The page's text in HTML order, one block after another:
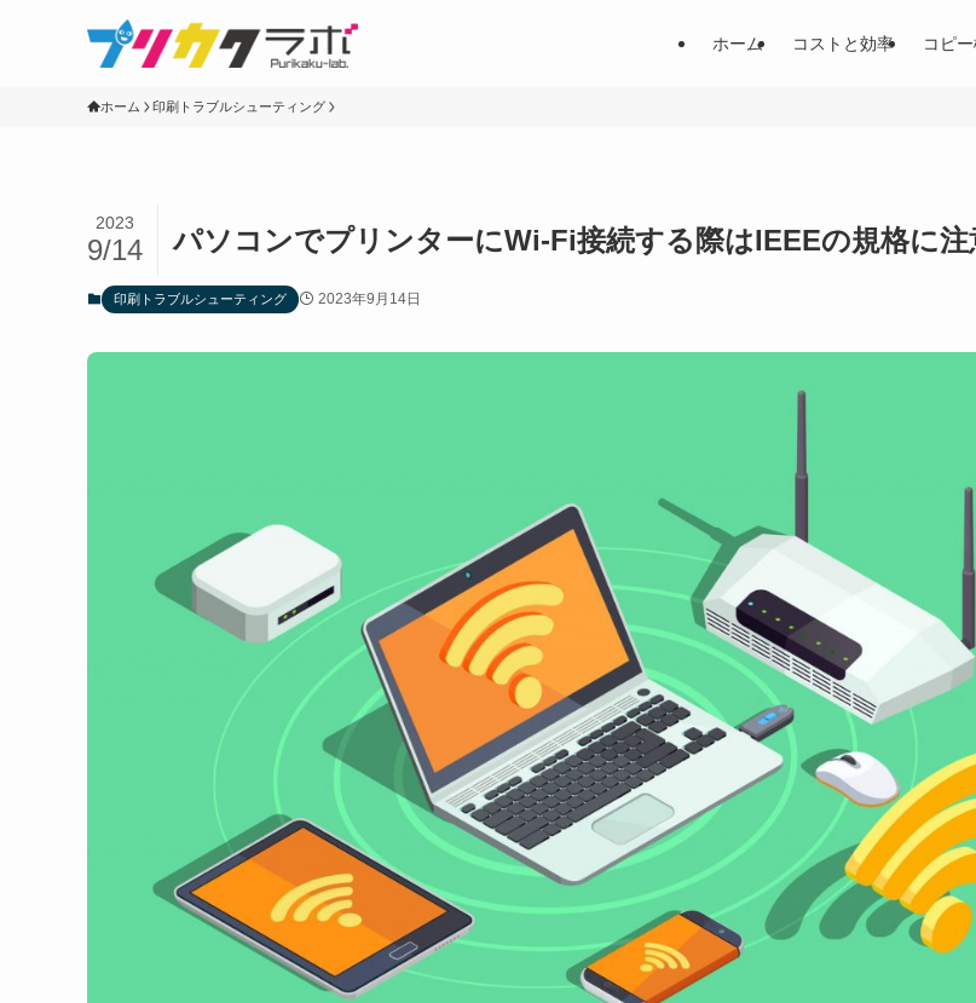
ホーム コストと効率 コピ
ホーム 印刷トラブルシューティング
パソコンでプリンターにWi-Fi接続する際はIEEEの規格に注
2023
9/14
印刷トラブルシューティング 2023年9月14日